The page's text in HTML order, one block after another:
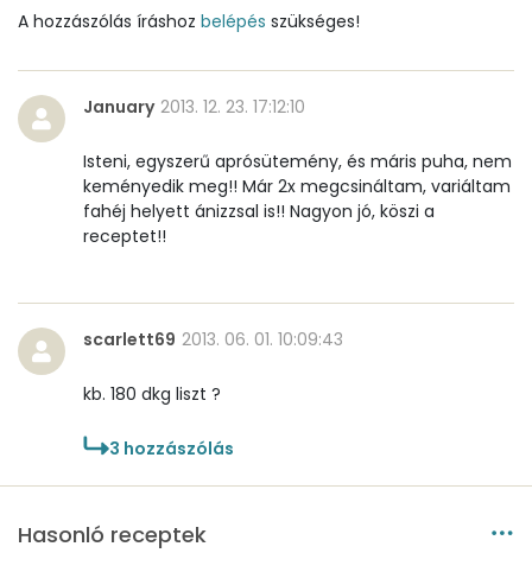
Szénhidrát
Összesen
70.1 g
Cukor
24 mg
Víz
Összesen
Vitaminok
Összesen
A hozzászólás íráshoz belépés szükséges!
January 2013. 12. 23. 17:12:10
Isteni, egyszerű aprósütemény, és máris puha, nem
keményedik meg!! Már 2x megcsináltam, variáltam
fahéj helyett ánizzsal is!! Nagyon jó, köszi a
receptet!!
scarlett69 2013. 06. 01. 10:09:43
kb. 180 dkg liszt ?
3 hozzászólás
Hasonló receptek